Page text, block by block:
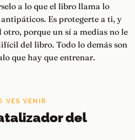
a lo que el libro llama lo
Es protegerte a ti, y
otro, porque un sí a medias no le
del libro. Todo lo demás son
que hay que entrenar.
VES VENIR
del